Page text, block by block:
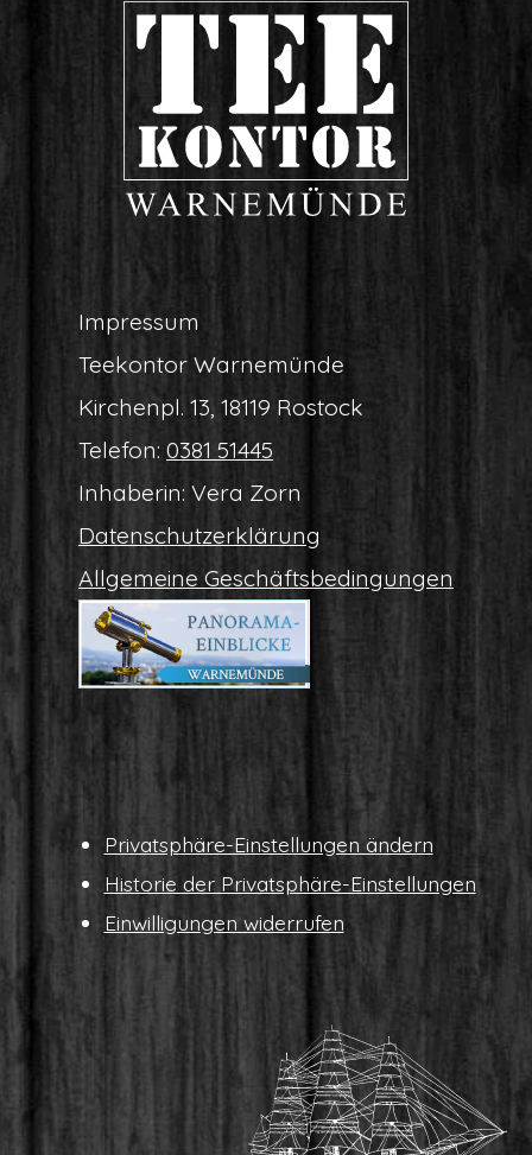
Impres­sum
Tee­kon­tor Warnemünde
Kir­chen­pl. 13, 18119 Rostock
Tele­fon: 0381 51445
Inha­be­rin: Vera Zorn
Daten­schutz­er­klä­rung
All­ge­mei­ne Geschäftsbedingungen
Pri­vat­sphä­re-Ein­stel­lun­gen ändern
His­to­rie der Privatsphäre-Einstellungen
Ein­wil­li­gun­gen widerrufen